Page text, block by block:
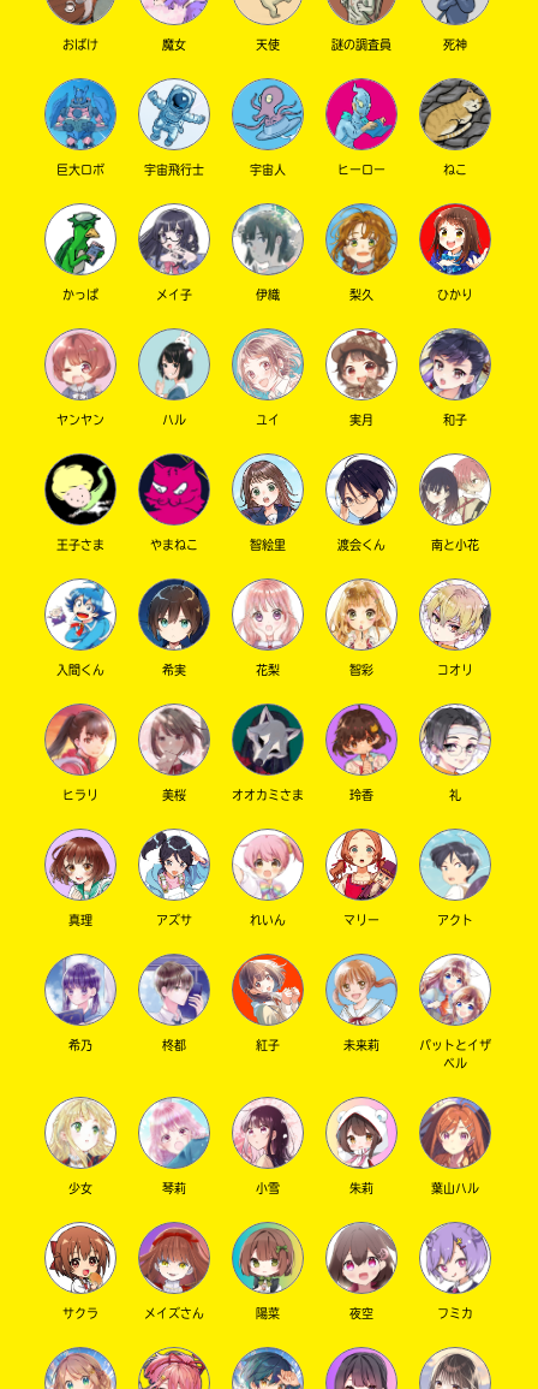
キーワードから探す
オフィシャルアカウント
SNSでシェアする
おばけ 魔女 天使 謎の調査員 死神
巨大ロボ 宇宙飛行士 宇宙人 ヒーロー ねこ
かっぱ メイ子 伊織 梨久 ひかり
ヤンヤン ハル ユイ 実月 和子
王子さま やまねこ 智絵里 渡会くん 南と小花
入間くん 希実 花梨 智彩 コオリ
ヒラリ 美桜 オオカミさま 玲香 礼
真理 アズサ れいん マリー アクト
希乃 柊都 紅子 未来莉
パットとイザ
ベル
少女 琴莉 小雪 朱莉 葉山ハル
サクラ メイズさん 陽菜 夜空 フミカ